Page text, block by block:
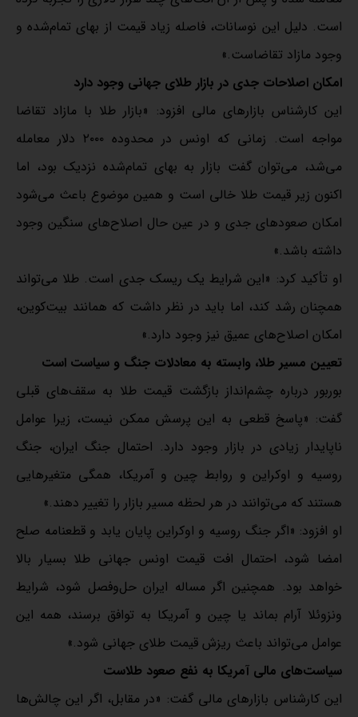
است. دلیل این نوسانات، فاصله زیاد قیمت از بهای تمام‌شده و
وجود مازاد تقاضاست.»
امکان‌ اصلاحات جدی در بازار طلای جهانی وجود دارد
این کارشناس بازارهای مالی افزود: «بازار طلا با مازاد تقاضا
مواجه است. زمانی که اونس در محدوده ۲۰۰۰ دلار معامله
می‌شد، می‌توان گفت بازار به بهای تمام‌شده نزدیک بود، اما
اکنون زیر قیمت طلا خالی است و همین موضوع باعث می‌شود
امکان صعودهای جدی و در عین حال اصلاح‌های سنگین وجود
داشته باشد.»
او تأکید کرد: «این شرایط یک ریسک جدی است. طلا می‌تواند
همچنان رشد کند، اما باید در نظر داشت که همانند بیت‌کوین،
امکان اصلاح‌های عمیق نیز وجود دارد.»
تعیین مسیر طلا، وابسته به معادلات جنگ و سیاست است
بوربور درباره چشم‌انداز بازگشت قیمت طلا به سقف‌های قبلی
گفت: «پاسخ قطعی به این پرسش ممکن نیست، زیرا عوامل
ناپایدار زیادی در بازار وجود دارد. احتمال جنگ ایران، جنگ
روسیه و اوکراین و روابط چین و آمریکا، همگی متغیرهایی
هستند که می‌توانند در هر لحظه مسیر بازار را تغییر دهند.»
او افزود: «اگر جنگ روسیه و اوکراین پایان یابد و قطعنامه صلح
امضا شود، احتمال افت قیمت اونس جهانی طلا بسیار بالا
خواهد بود. همچنین اگر مساله ایران حل‌وفصل شود، شرایط
ونزوئلا آرام بماند یا چین و آمریکا به توافق برسند، همه این
عوامل می‌تواند باعث ریزش قیمت طلای جهانی شود.»
سیاست‌های مالی آمریکا به نفع صعود طلاست
این کارشناس بازارهای مالی گفت: «در مقابل، اگر این چالش‌ها